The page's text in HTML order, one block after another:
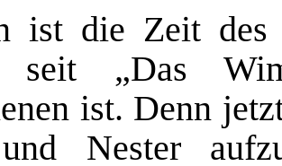
ist die Zeit
seit „Das
ist. Denn
Nester